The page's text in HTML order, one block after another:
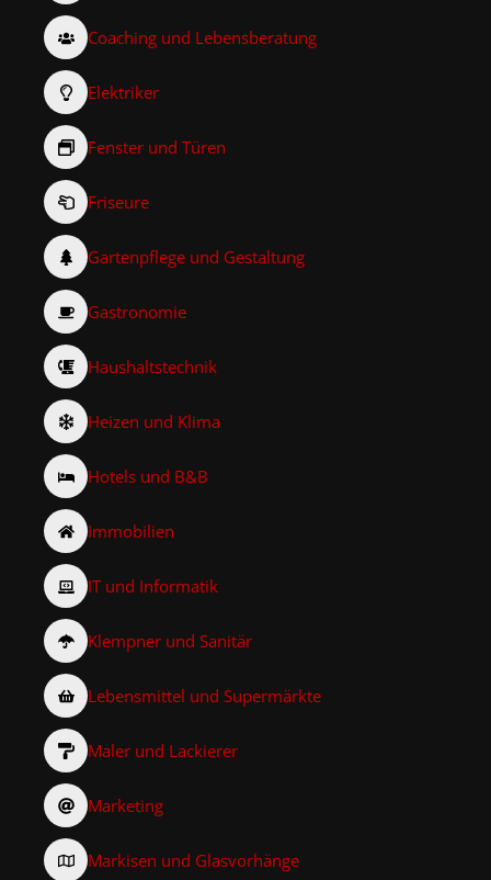
Coaching und Lebensberatung
Elektriker
Fenster und Türen
Friseure
Gartenpflege und Gestaltung
Gastronomie
Haushaltstechnik
Heizen und Klima
Hotels und B&B
Immobilien
IT und Informatik
Klempner und Sanitär
Lebensmittel und Supermärkte
Maler und Lackierer
Marketing
Markisen und Glasvorhänge